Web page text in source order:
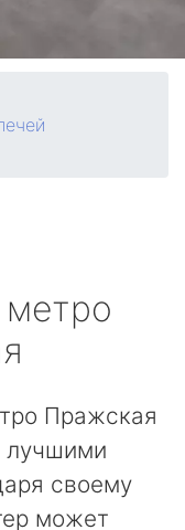
метро
Пражская
лучшими
своему
может